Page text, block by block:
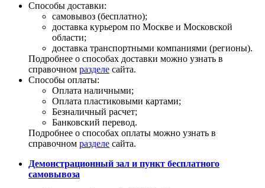
Способы доставки:
самовывоз (бесплатно);
доставка курьером по Москве и Московской
области;
доставка транспортными компаниями (регионы).
Подробнее о способах доставки можно узнать в
справочном разделе сайта.
Способы оплаты:
Оплата наличными;
Оплата пластиковыми картами;
Безналичный расчет;
Банковский перевод.
Подробнее о способах оплаты можно узнать в
справочном разделе сайта.
Демонстрационный зал и пункт бесплатного
самовывоза